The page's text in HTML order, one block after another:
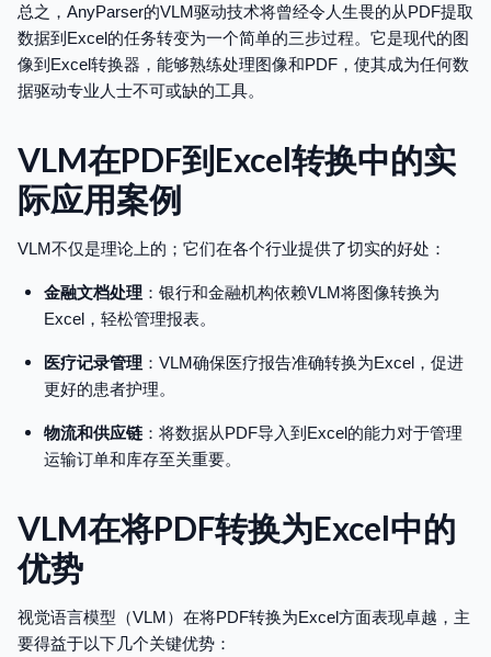
总之，AnyParser的VLM驱动技术将曾经令人生畏的从PDF提取
数据到Excel的任务转变为一个简单的三步过程。它是现代的图
像到Excel转换器，能够熟练处理图像和PDF，使其成为任何数
据驱动专业人士不可或缺的工具。
VLM在PDF到Excel转换中的实
际应用案例
VLM不仅是理论上的；它们在各个行业提供了切实的好处：
金融文档处理 ：银行和金融机构依赖VLM将图像转换为
Excel，轻松管理报表。
医疗记录管理 ：VLM确保医疗报告准确转换为Excel，促进
更好的患者护理。
物流和供应链 ：将数据从PDF导入到Excel的能力对于管理
运输订单和库存至关重要。
VLM在将PDF转换为Excel中的
优势
视觉语言模型（VLM）在将PDF转换为Excel方面表现卓越，主
要得益于以下几个关键优势：